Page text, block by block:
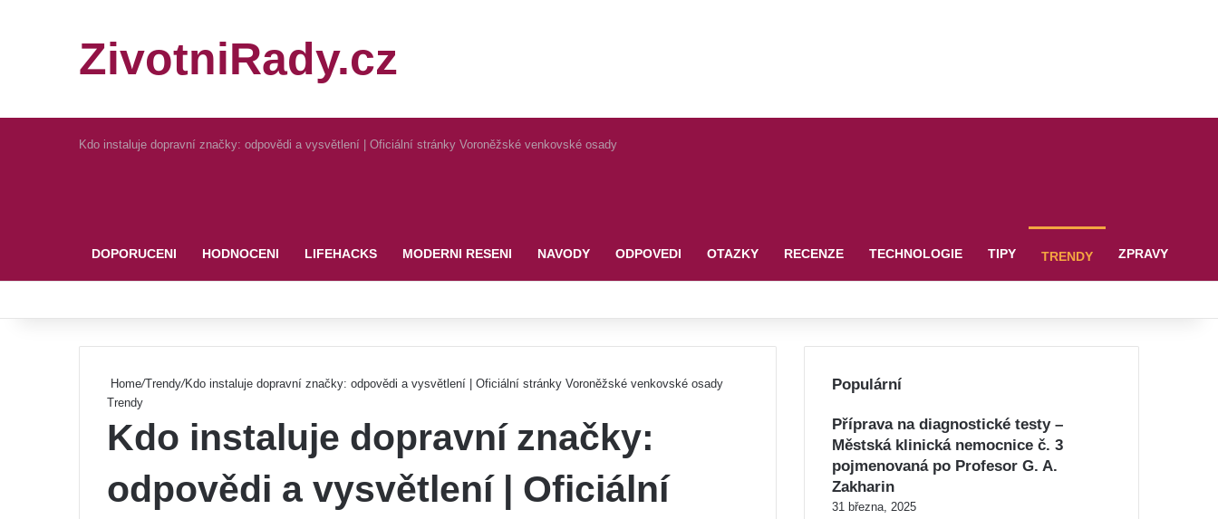
ZivotniRady.cz
Kdo instaluje dopravní značky: odpovědi a vysvětlení | Oficiální stránky Voroněžské venkovské osady
DOPORUCENI HODNOCENI LIFEHACKS MODERNI RESENI NAVODY ODPOVEDI OTAZKY RECENZE TECHNOLOGIE TIPY TRENDY ZPRAVY
Home/Trendy/Kdo instaluje dopravní značky: odpovědi a vysvětlení | Oficiální stránky Voroněžské venkovské osady
Trendy
Kdo instaluje dopravní značky:
odpovědi a vysvětlení | Oficiální
Populární
Příprava na diagnostické testy –
Městská klinická nemocnice č. 3
pojmenovaná po Profesor G. A.
Zakharin
31 března, 2025